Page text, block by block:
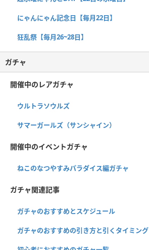
にゃんにゃん記念日【毎月22日】
狂乱祭【毎月26~28日】
ガチャ
開催中のレアガチャ
ウルトラソウルズ
サマーガールズ（サンシャイン）
開催中のイベントガチャ
ねこのなつやすみパラダイス編ガチャ
ガチャ関連記事
ガチャのおすすめとスケジュール
ガチャのおすすめの引き方と引くタイミング